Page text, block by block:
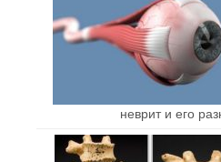
неврит и его